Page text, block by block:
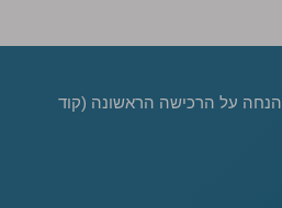
הירשמו לניוזלטר וקבלו 5% הנחה על הרכישה הראשונה (קוד